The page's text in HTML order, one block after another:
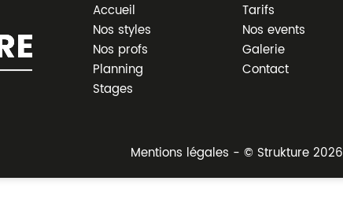
Accueil
Nos styles
Nos profs
Planning
Stages
Tarifs
Nos events
Galerie
Contact
Mentions légales - © Strukture 2026